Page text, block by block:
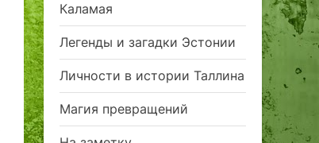
Каламая
Легенды и загадки Эстонии
Личности в истории Таллина
Магия превращений